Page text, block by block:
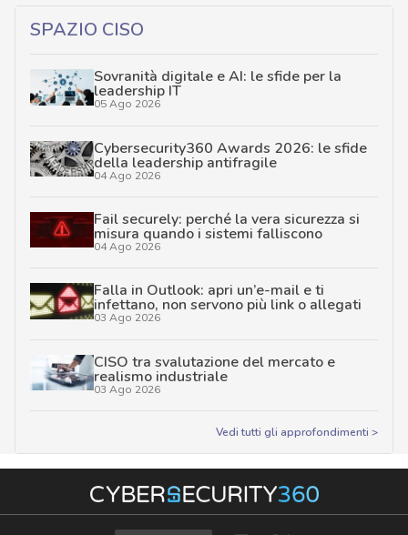
SPAZIO CISO
Sovranità digitale e AI: le sfide per la
leadership IT
05 Ago 2026
Cybersecurity360 Awards 2026: le sfide
della leadership antifragile
04 Ago 2026
Fail securely: perché la vera sicurezza si
misura quando i sistemi falliscono
04 Ago 2026
Falla in Outlook: apri un’e-mail e ti
infettano, non servono più link o allegati
03 Ago 2026
CISO tra svalutazione del mercato e
realismo industriale
03 Ago 2026
Vedi tutti gli approfondimenti >